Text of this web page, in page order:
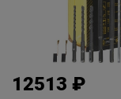
12513 ₽